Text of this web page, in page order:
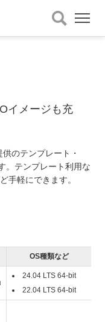
メ
ニ
ュ
イメージも充
のテンプレート・
。テンプレート利用な
手軽にできます。
OS種類など
24.04 LTS 64-bit
22.04 LTS 64-bit